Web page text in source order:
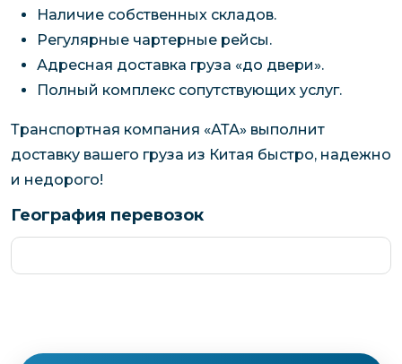
Наличие собственных складов.
Регулярные чартерные рейсы.
Адресная доставка груза «до двери».
Полный комплекс сопутствующих услуг.
Транспортная компания «АТА» выполнит
доставку вашего груза из Китая быстро, надежно
и недорого!
География перевозок